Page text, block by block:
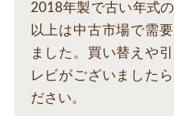
2018年製で古い年式
以上は中古市場で需
ました。買い替えや
レビがございました
ださい。